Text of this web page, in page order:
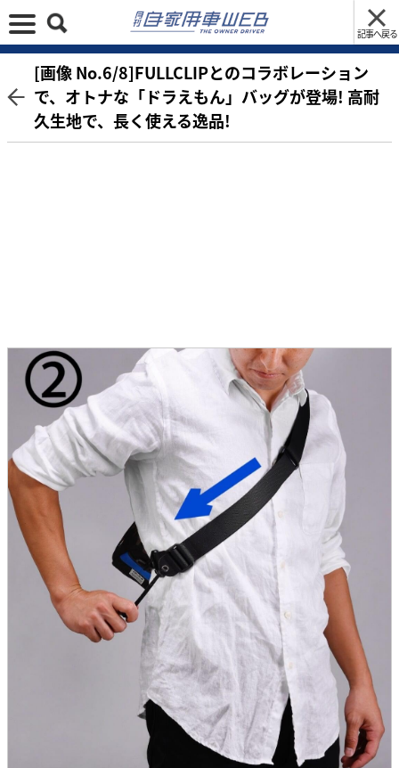
記事へ戻る
[画像 No.6/8]FULLCLIPとのコラボレーション
で、オトナな「ドラえもん」バッグが登場! 高耐
久生地で、長く使える逸品!